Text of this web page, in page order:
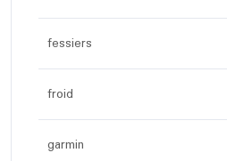
fessiers
froid
garmin